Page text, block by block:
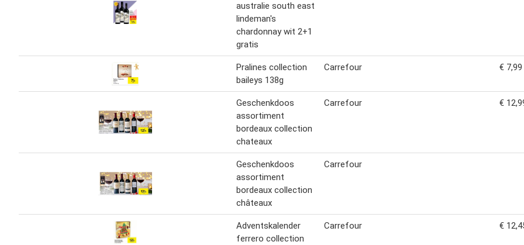
australie south east
lindeman's
chardonnay wit 2+1
gratis
Pralines collection
baileys 138g
Carrefour € 7,99
Geschenkdoos
assortiment
bordeaux collection
chateaux
Carrefour €
Geschenkdoos
assortiment
bordeaux collection
châteaux
Carrefour
Adventskalender
ferrero collection
Carrefour €